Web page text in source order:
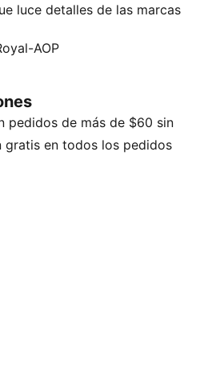
luce detalles de las marcas
es tu nueva prenda
sin esfuerzo. Adueñate de
tendencia, dentro y fuera
100% reciclado, a
AOP
pedidos de más de $60 sin
gratis en todos los pedidos